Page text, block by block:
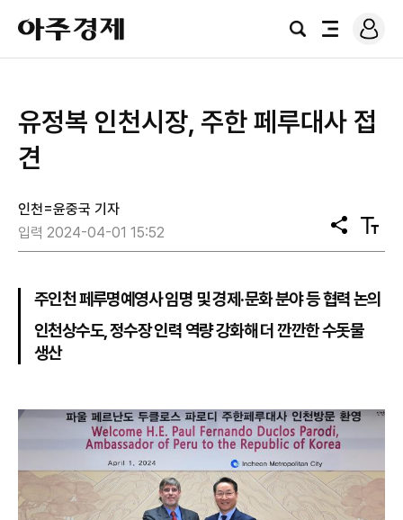
아
주
경
검
전
로
그
유정복 인천시장, 주한 페루대사 접
견
인천=윤중국 기자
입력 2024-04-01 15:52
공
유
텍
스
기
주인천 페루명예영사 임명 및 경제·문화 분야 등 협력 논의
인천상수도, 정수장 인력 역량 강화해 더 깐깐한 수돗물
생산